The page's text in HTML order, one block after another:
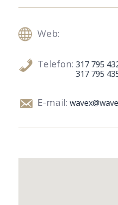
Web:
Telefon: 317 795
317 795
E-mail: